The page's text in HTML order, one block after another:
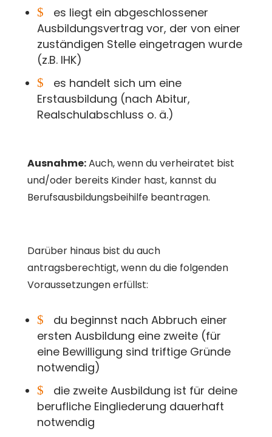
$
es liegt ein abgeschlossener
Ausbildungsvertrag vor, der von einer
zuständigen Stelle eingetragen wurde
(z.B. IHK)
$
es handelt sich um eine
Erstausbildung (nach Abitur,
Realschulabschluss o. ä.)
Ausnahme:Auch, wenn du verheiratet bist
und/oder bereits Kinder hast, kannst du
Berufsausbildungsbeihilfe beantragen.
Darüber hinaus bist du auch
antragsberechtigt, wenn du die folgenden
Voraussetzungen erfüllst:
$
du beginnst nach Abbruch einer
ersten Ausbildung eine zweite (für
eine Bewilligung sind triftige Gründe
notwendig)
$
die zweite Ausbildung ist für deine
berufliche Eingliederung dauerhaft
notwendig